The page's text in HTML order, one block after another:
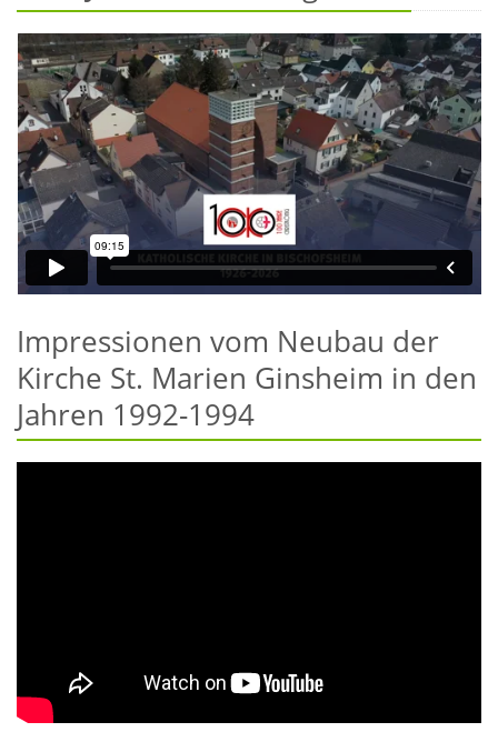
Impressionen vom Neubau der
Kirche St. Marien Ginsheim in den
Jahren 1992-1994